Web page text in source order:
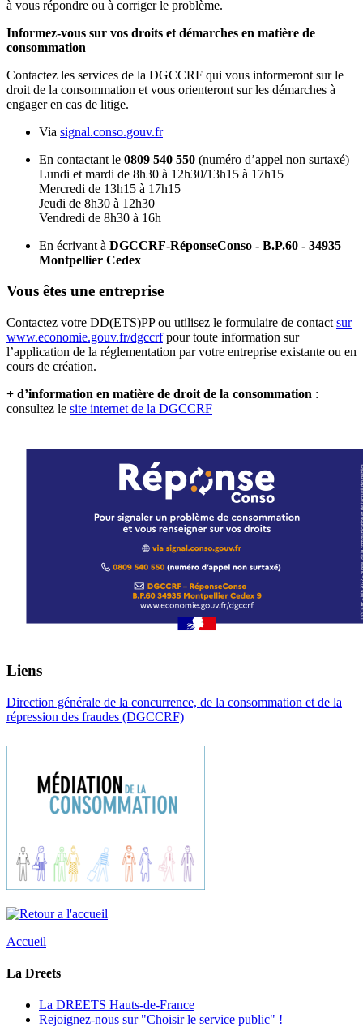
à vous répondre ou à corriger le problème.
Informez-vous sur vos droits et démarches en matière de
consommation
Contactez les services de la DGCCRF qui vous informeront sur le
droit de la consommation et vous orienteront sur les démarches à
engager en cas de litige.
Via signal.conso.gouv.fr
En contactant le 0809 540 550 (numéro d’appel non surtaxé)
Lundi et mardi de 8h30 à 12h30/13h15 à 17h15
Mercredi de 13h15 à 17h15
Jeudi de 8h30 à 12h30
Vendredi de 8h30 à 16h
En écrivant à DGCCRF-RéponseConso - B.P.60 - 34935
Montpellier Cedex
Vous êtes une entreprise
Contactez votre DD(ETS)PP ou utilisez le formulaire de contact sur
www.economie.gouv.fr/dgccrfpour toute information sur
l’application de la réglementation par votre entreprise existante ou en
cours de création.
+ d’information en matière de droit de la consommation :
consultez le site internet de la DGCCRF
Liens
Direction générale de la concurrence, de la consommation et de la
répression des fraudes (DGCCRF)
Accueil
La Dreets
La DREETS Hauts-de-France
Rejoignez-nous sur "Choisir le service public" !